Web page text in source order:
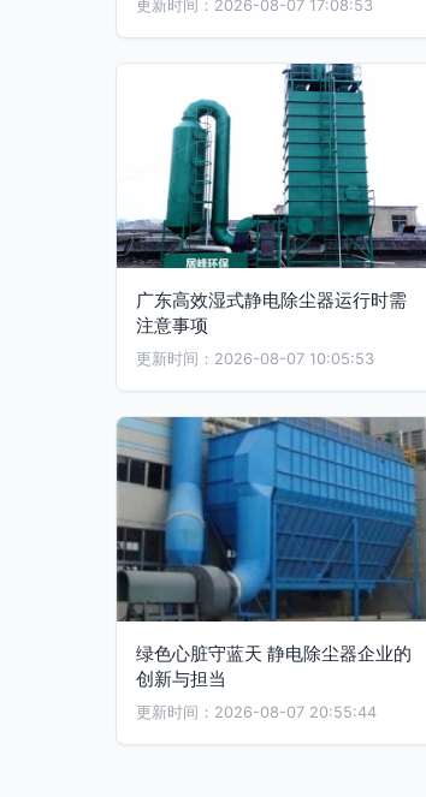
更新时间：2026-08-07 17:08:53
广东高效湿式静电除尘器运行时需
注意事项
更新时间：2026-08-07 10:05:53
绿色心脏守蓝天 静电除尘器企业的
创新与担当
更新时间：2026-08-07 20:55:44